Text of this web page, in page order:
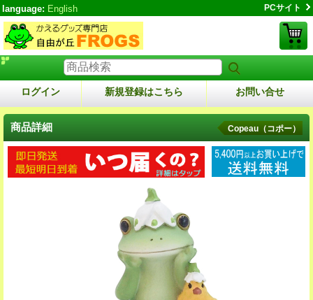
language: English PCサイト
ログイン 新規登録はこちら お問い合せ
商品詳細 Copeau（コポー）